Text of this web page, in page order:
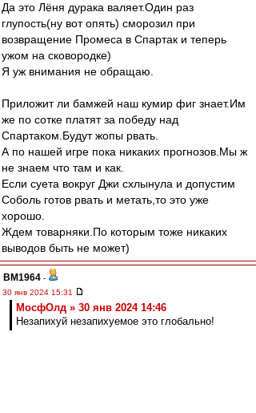
Да это Лёня дурака валяет.Один раз
глупость(ну вот опять) сморозил при
возвращение Промеса в Спартак и теперь
ужом на сковородке)
Я уж внимания не обращаю.
Приложит ли бамжей наш кумир фиг знает.Им
же по сотке платят за победу над
Спартаком.Будут жопы рвать.
А по нашей игре пока никаких прогнозов.Мы ж
не знаем что там и как.
Если суета вокруг Джи схлынула и допустим
Соболь готов рвать и метать,то это уже
хорошо.
Ждем товарняки.По которым тоже никаких
выводов быть не может)
BM1964 -
30 янв 2024 15:31
МосфОлд » 30 янв 2024 14:46
Незапихуй незапихуемое это глобально!